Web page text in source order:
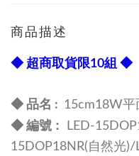
商品描述
◆ 超商取貨限10組 ◆
◆ 品名 : 15cm18W平
◆ 編號 : LED-
15DOP18NR(自然光)/